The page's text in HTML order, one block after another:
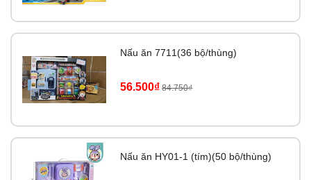
Nấu ăn 7711(36 bộ/thùng)
56.500₫ 84.750₫
Nấu ăn HY01-1 (tím)(50 bộ/thùng)